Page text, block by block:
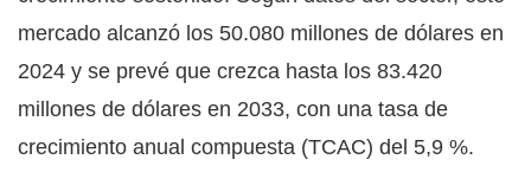
mercado alcanzó los 50.080 millones de dólares en
2024 y se prevé que crezca hasta los 83.420
millones de dólares en 2033, con una tasa de
crecimiento anual compuesta (TCAC) del 5,9 %.